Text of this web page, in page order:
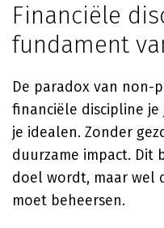
Financiële
fundament
De paradox van non-
financiële discipline
je idealen. Zonder
duurzame impact.
doel wordt, maar wel
moet beheersen.